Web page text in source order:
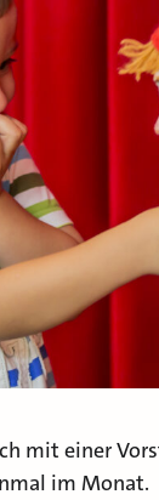
mit einer
im Monat.